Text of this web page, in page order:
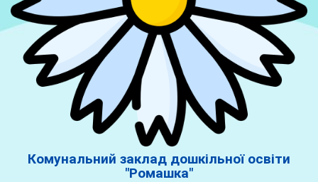
Комунальний заклад дошкільної освіти
"Ромашка"